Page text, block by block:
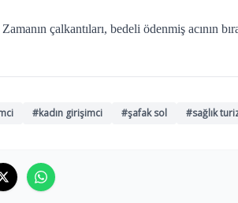
çalkantıları, bedeli ödenmiş acının
#kadın girişimci #şafak sol #sağlık